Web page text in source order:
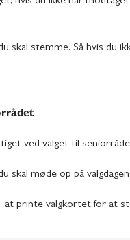
skal stemme. Så hvis du
ved valget til
skal møde op på
at printe valgkortet for at